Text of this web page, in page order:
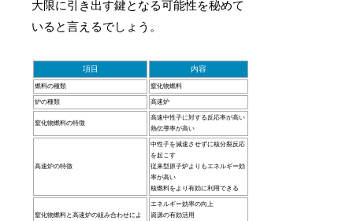
大限に引き出す鍵となる可能性を秘めて
いると言えるでしょう。
項目 内容
燃料の種類 窒化物燃料
炉の種類 高速炉
窒化物燃料の特徴
高速中性子に対する反応率が高い
熱伝導率が高い
高速炉の特徴
中性子を減速させずに核分裂反応
を起こす
従来型原子炉よりもエネルギー効
率が高い
核燃料をより有効に利用できる
窒化物燃料と高速炉の組み合わせによ
エネルギー効率の向上
資源の有効活用